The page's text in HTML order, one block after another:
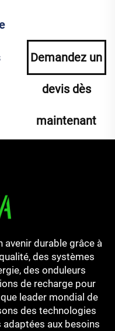
Demandez un
devis dès
maintenant
avenir durable grâce à
des systèmes
des onduleurs
de recharge pour
leader mondial de
des technologies
aux besoins